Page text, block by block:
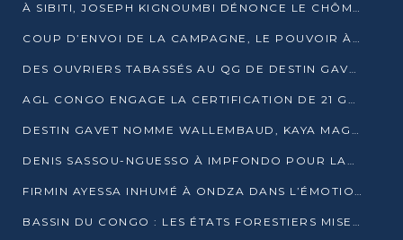
À SIBITI, JOSEPH KIGNOUMBI DÉNONCE LE CHÔMAGE ET LES DÉFAILLANCES DE L’ÉTAT
COUP D’ENVOI DE LA CAMPAGNE, LE POUVOIR À POINTE-NOIRE, L’OPPOSITION À OUESSO ET SIBITI
DES OUVRIERS TABASSÉS AU QG DE DESTIN GAVET À 24 HEURES DE L’OUVERTURE DE LA CAMPAGNE
AGL CONGO ENGAGE LA CERTIFICATION DE 21 GRUTIERS AUX NORMES INTERNATIONALES
DESTIN GAVET NOMME WALLEMBAUD, KAYA MAGANE, BOUDZIKA ET MBOUSSA-ELLAH AUX COMMANDES DE SA CAMPAGNE
DENIS SASSOU-NGUESSO À IMPFONDO POUR LANCER LE CORRIDOR 13
FIRMIN AYESSA INHUMÉ À ONDZA DANS L’ÉMOTION ET LE RECUEILLEMENT
BASSIN DU CONGO : LES ÉTATS FORESTIERS MISENT SUR LES MARCHÉS CARBONE